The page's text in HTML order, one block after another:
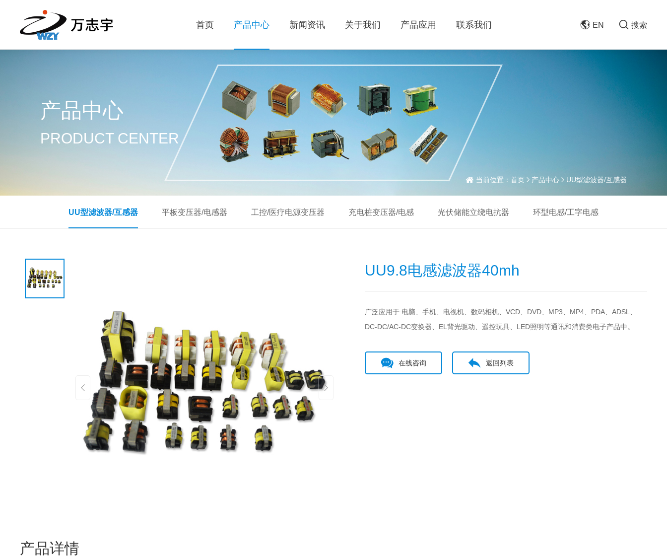
首页 产品中心 新闻资讯 关于我们 产品应用 联系我们 EN 搜索
产品中心
PRODUCT CENTER
当前位置：首页 产品中心 UU型滤波器/互感器
UU型滤波器/互感器 平板变压器/电感器 工控/医疗电源变压器 充电桩变压器/电感 光伏储能立绕电抗器 环型电感/工字电感
UU9.8电感滤波器40mh
广泛应用于:电脑、手机、电视机、数码相机、VCD、DVD、MP3、MP4、PDA、ADSL、
DC-DC/AC-DC变换器、EL背光驱动、遥控玩具、LED照明等通讯和消费类电子产品中。
在线咨询 返回列表
产品详情